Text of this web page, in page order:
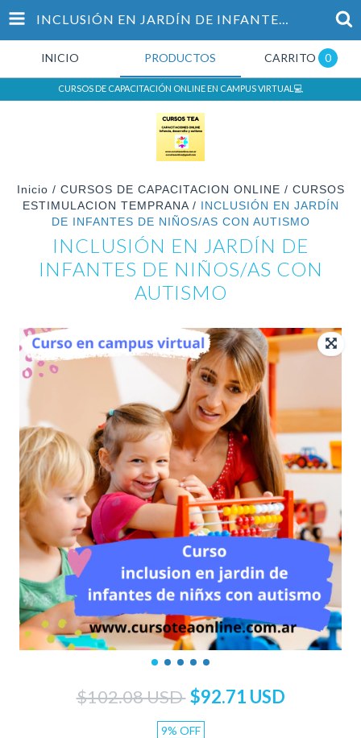
INCLUSIÓN EN JARDÍN DE INFANTES DE NIÑOS/AS CON AUTISMO
INICIO PRODUCTOS CARRITO 0
CURSOS DE CAPACITACIÓN ONLINE EN CAMPUS VIRTUAL💻
Inicio / CURSOS DE CAPACITACION ONLINE / CURSOS
ESTIMULACION TEMPRANA / INCLUSIÓN EN JARDÍN
DE INFANTES DE NIÑOS/AS CON AUTISMO
INCLUSIÓN EN JARDÍN DE
INFANTES DE NIÑOS/AS CON
AUTISMO
$102.08 USD $92.71 USD
9% OFF